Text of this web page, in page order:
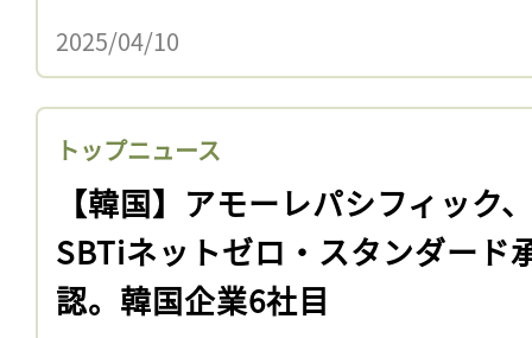
2025/04/10
トップニュース
【韓国】アモーレパシフィック、
SBTiネットゼロ・スタンダード
認。韓国企業6社目